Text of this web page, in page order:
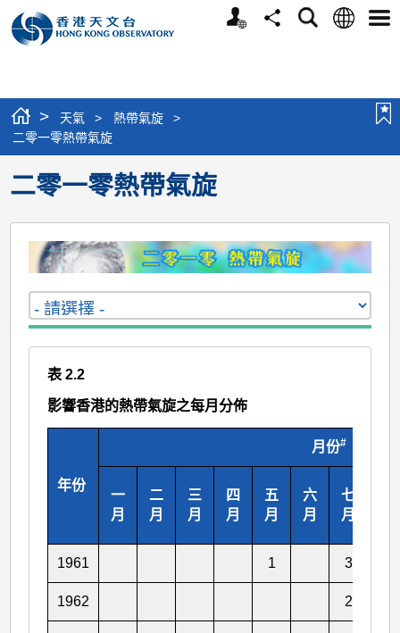
個
分
搜
語
選
> 天氣 > 熱帶氣旋
>
二零一零熱帶氣旋
二零一零熱帶氣旋
表 2.2
影響香港的熱帶氣旋之每月分佈
年份
月份#
一
月
二
月
三
月
四
月
五
月
六
月
七
月
1961 1 3
1962 2